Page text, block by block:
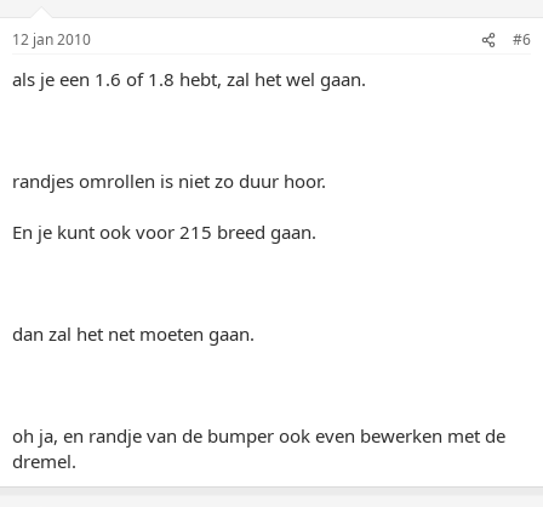
12 jan 2010 #6
als je een 1.6 of 1.8 hebt, zal het wel gaan.
randjes omrollen is niet zo duur hoor.
En je kunt ook voor 215 breed gaan.
dan zal het net moeten gaan.
oh ja, en randje van de bumper ook even bewerken met de
dremel.